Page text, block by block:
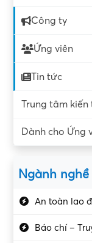
Công ty
Ứng viên
Tin tức
Trung tâm kiến
Dành cho Ứng
Ngành nghề
An toàn lao
Báo chí –